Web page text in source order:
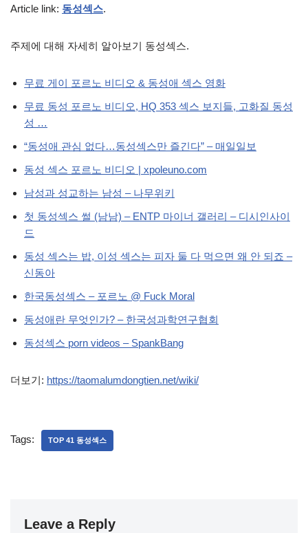
Article link: 동성섹스.
주제에 대해 자세히 알아보기 동성섹스.
무료 게이 포르노 비디오 & 동성애 섹스 영화
무료 동성 포르노 비디오, HQ 353 섹스 보지들, 고화질 동성
성 …
“동성애 관심 없다…동성섹스만 즐긴다” – 매일일보
동성 섹스 포르노 비디오 | xpoleuno.com
남성과 성교하는 남성 – 나무위키
첫 동성섹스 썰 (남남) – ENTP 마이너 갤러리 – 디시인사이
드
동성 섹스는 밥, 이성 섹스는 피자 둘 다 먹으면 왜 안 되죠 –
신동아
한국동성섹스 – 포르노 @ Fuck Moral
동성애란 무엇인가? – 한국성과학연구협회
동성섹스 porn videos – SpankBang
더보기: https://taomalumdongtien.net/wiki/
Tags: TOP 41 동성섹스
Leave a Reply